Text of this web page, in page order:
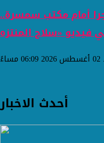
أمام مكتب سمسرة..
أحدث الاخبار